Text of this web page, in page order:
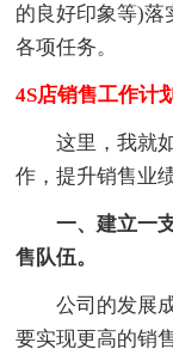
的良好印象等)落
各项任务。
4S店销售工作计
这里，我就如
作，提升销售业
一、建立一
售队伍。
公司的发展成
要实现更高的销